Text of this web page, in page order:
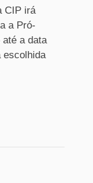
CIP irá
a Pró-
a data
escolhida